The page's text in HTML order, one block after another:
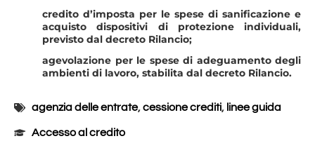
credito d’imposta per le spese di sanificazione e
acquisto dispositivi di protezione individuali,
previsto dal decreto Rilancio;
agevolazione per le spese di adeguamento degli
ambienti di lavoro, stabilita dal decreto Rilancio.
agenzia delle entrate,cessione crediti, linee guida
Accesso al credito